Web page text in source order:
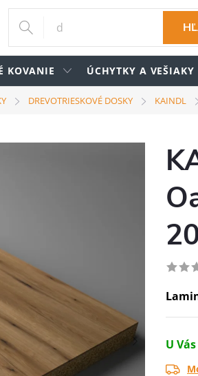
KOVANIE ÚCHYTKY A VEŠIAKY
DREVOTRIESKOVÉ DOSKY KAINDL
U